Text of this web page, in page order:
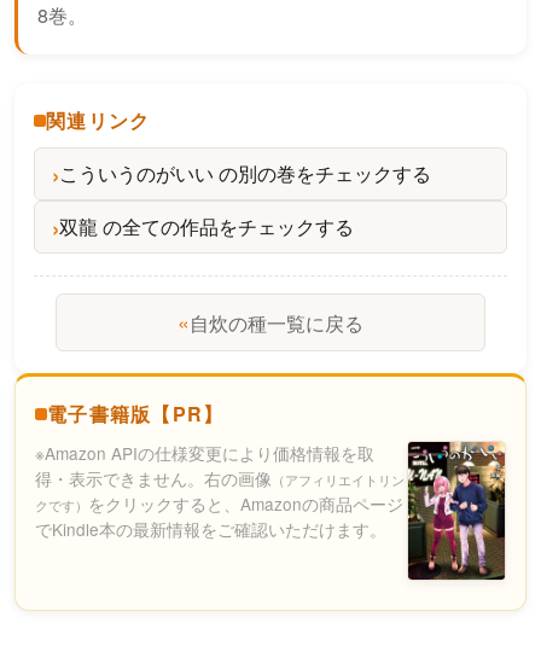
8巻。
関連リンク
こういうのがいい の別の巻をチェックする
双龍 の全ての作品をチェックする
«自炊の種一覧に戻る
電子書籍版【PR】
※Amazon APIの仕様変更により価格情報を取
得・表示できません。右の画像 （アフィリエイトリン
クです） をクリックすると、Amazonの商品ページ
でKindle本の最新情報をご確認いただけます。